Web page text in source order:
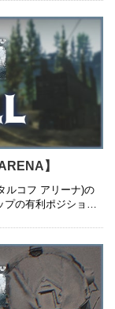
】
ルコフ アリーナ)の
の有利ポジション